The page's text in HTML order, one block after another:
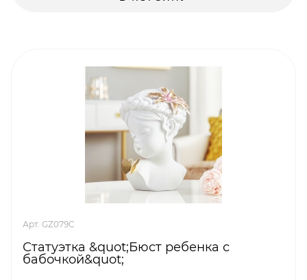
Арт. GZ079C
Статуэтка &quot;Бюст ребенка с
бабочкой&quot;